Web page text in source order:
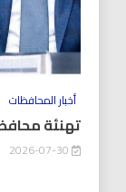
أخبار المحافظات
تهنئة